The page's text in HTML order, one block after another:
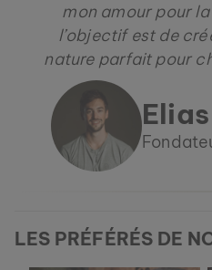
mon amour pour
l’objectif est de
nature parfait pour
LES PRÉFÉRÉS DE